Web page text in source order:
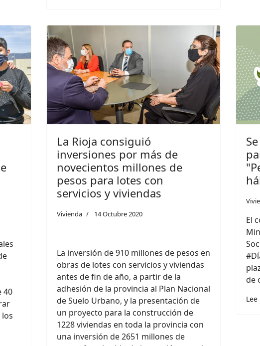
40
La Rioja consiguió
inversiones por más de
novecientos millones de
pesos para lotes con
servicios y viviendas
Vivienda 14 Octubre 2020
La inversión de 910 millones de pesos en
obras de lotes con servicios y viviendas
antes de fin de año, a partir de la
adhesión de la provincia al Plan Nacional
de Suelo Urbano, y la presentación de
un proyecto para la construcción de
1228 viviendas en toda la provincia con
una inversión de 2651 millones de
El
de